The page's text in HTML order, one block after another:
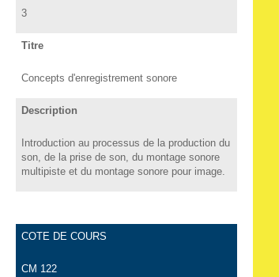
3
Titre
Concepts d'enregistrement sonore
Description
Introduction au processus de la production du
son, de la prise de son, du montage sonore
multipiste et du montage sonore pour image.
COTE DE COURS
CM 122